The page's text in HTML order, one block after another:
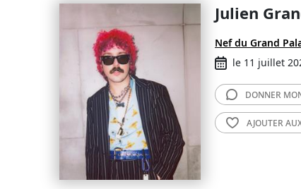
Julien
Nef du Grand
le 11 juillet
DONNER
AJOUTER